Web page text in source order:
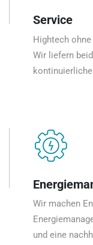
Service
Hightech
Wir liefern
Wir machen
und eine